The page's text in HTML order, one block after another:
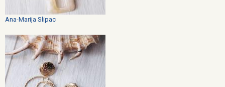
Ana-Marija Slipac